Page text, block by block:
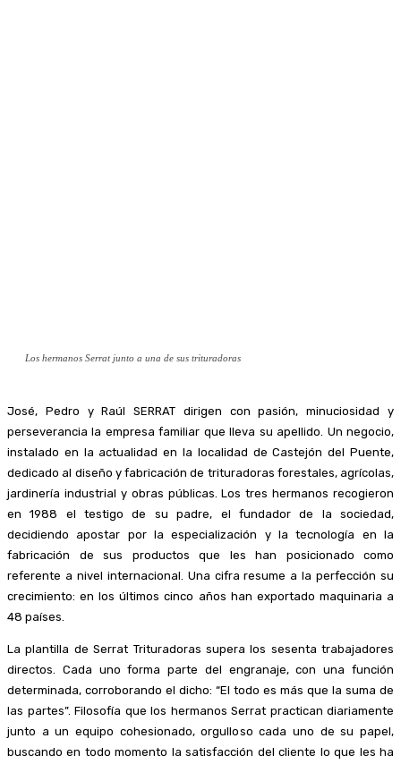
Los hermanos Serrat junto a una de sus trituradoras
José, Pedro y Raúl SERRAT dirigen con pasión, minuciosidad y
perseverancia la empresa familiar que lleva su apellido. Un negocio,
instalado en la actualidad en la localidad de Castejón del Puente,
dedicado al diseño y fabricación de trituradoras forestales, agrícolas,
jardinería industrial y obras públicas. Los tres hermanos recogieron
en 1988 el testigo de su padre, el fundador de la sociedad,
decidiendo apostar por la especialización y la tecnología en la
fabricación de sus productos que les han posicionado como
referente a nivel internacional. Una cifra resume a la perfección su
crecimiento: en los últimos cinco años han exportado maquinaria a
48 países.
La plantilla de Serrat Trituradoras supera los sesenta trabajadores
directos. Cada uno forma parte del engranaje, con una función
determinada, corroborando el dicho: “El todo es más que la suma de
las partes”. Filosofía que los hermanos Serrat practican diariamente
junto a un equipo cohesionado, orgulloso cada uno de su papel,
buscando en todo momento la satisfacción del cliente lo que les ha